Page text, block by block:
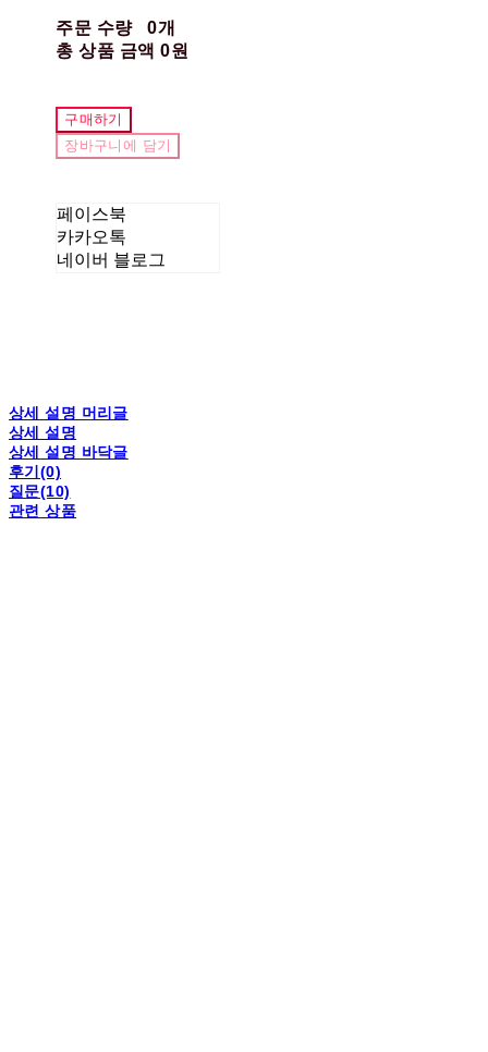
주문 수량
0개
총 상품 금액 0원
구매하기
장바구니에 담기
페이스북
카카오톡
네이버 블로그
상세 설명 머리글
상세 설명
상세 설명 바닥글
후기(0)
질문(10)
관련 상품